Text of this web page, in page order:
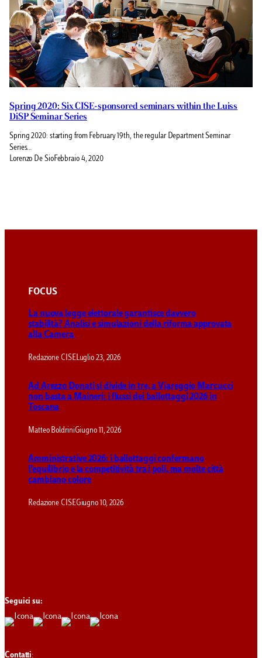
Spring 2020: Six CISE-sponsored seminars within the Luiss
DiSP Seminar Series
Spring 2020: starting from February 19th, the regular Department Seminar
Series…
Lorenzo De SioFebbraio 4, 2020
FOCUS
La nuova legge elettorale garantisce davvero
stabilità? Analisi e simulazioni della riforma approvata
alla Camera
Redazione CISELuglio 23, 2026
Ad Arezzo Donati si divide in tre, a Viareggio Marcucci
non basta a Maineri: i flussi dei ballottaggi 2026 in
Toscana
Matteo BoldriniGiugno 11, 2026
Amministrative 2026: i ballottaggi confermano
l’equilibrio e la competitività tra i poli, ma molte città
cambiano colore
Redazione CISEGiugno 10, 2026
Seguici su:
Contatti: